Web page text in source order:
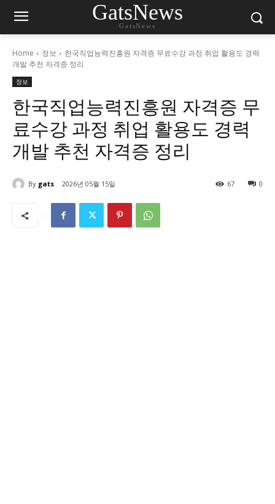
GatsNews
GatsNews
Home 정보
한국직업능력진흥원 자격증 무료수강 과정 취업 활용도 경력
개발 추천 자격증 정리
정보
한국직업능력진흥원 자격증 무
료수강 과정 취업 활용도 경력
개발 추천 자격증 정리
By gats 2026년 05월 15일 0
67